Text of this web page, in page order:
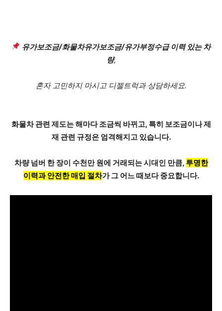
유가보조금/화물차유가보조금/유가부정수급 이력 있는 차
량,
혼자 고민하지 마시고디젤트럭과 상담하세요.
화물차 관련 제도는 해마다 조금씩 바뀌고, 특히 보조금이나 제
재 관련 규정은 엄격해지고 있습니다.
차량 넘버 한 장이 수천만 원에 거래되는 시대인 만큼, 투명한
이력과 안전한 매입 절차가 그 어느 때보다 중요합니다.